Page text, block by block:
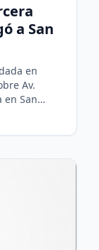
a San
en
Av.
en San